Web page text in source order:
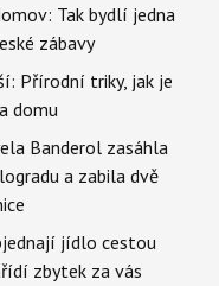
Tak bydlí jedna
zábavy
Přírodní triky, jak je
domu
Banderol zasáhla
a zabila dvě
jídlo cestou
zbytek za vás